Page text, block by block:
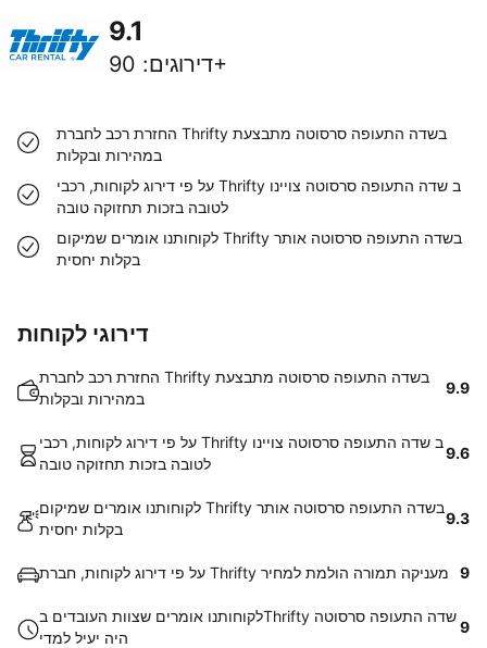
9.1
דירוגים: 90+
החזרת רכב לחברת Thrifty בשדה התעופה סרסוטה מתבצעת
במהירות ובקלות
על פי דירוג לקוחות, רכבי Thrifty ב שדה התעופה סרסוטה צויינו
לטובה בזכות תחזוקה טובה
לקוחותנו אומרים שמיקום Thrifty בשדה התעופה סרסוטה אותר
בקלות יחסית
דירוגי לקוחות
החזרת רכב לחברת Thrifty בשדה התעופה סרסוטה מתבצעת
במהירות ובקלות
9.9
על פי דירוג לקוחות, רכבי Thrifty ב שדה התעופה סרסוטה צויינו
לטובה בזכות תחזוקה טובה
9.6
לקוחותנו אומרים שמיקום Thrifty בשדה התעופה סרסוטה אותר
בקלות יחסית
9.3
על פי דירוג לקוחות, חברת Thrifty מעניקה תמורה הולמת למחיר 9
לקוחותנו אומרים שצוות העובדים בThrifty שדה התעופה סרסוטה
היה יעיל למדי
9